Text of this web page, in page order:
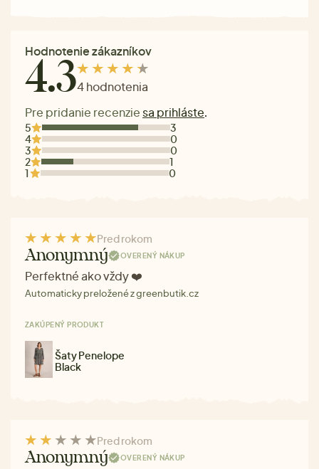
Hodnotenie zákazníkov
4.34 hodnotenia
Pre pridanie recenzie sa prihláste.
5
3
4
0
3
0
2
1
1
0
Pred rokom
Anonymný OVERENÝ NÁKUP
Perfektné ako vždy ❤️
Automaticky preložené z greenbutik.cz
ZAKÚPENÝ PRODUKT
Šaty Penelope
Black
Pred rokom
Anonymný OVERENÝ NÁKUP